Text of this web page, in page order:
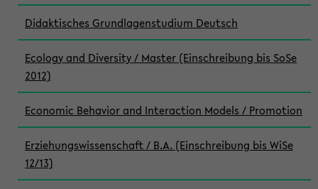
Didaktisches Grundlagenstudium Deutsch
Ecology and Diversity / Master (Einschreibung bis SoSe
2012)
Economic Behavior and Interaction Models / Promotion
Erziehungswissenschaft / B.A. (Einschreibung bis WiSe
12/13)